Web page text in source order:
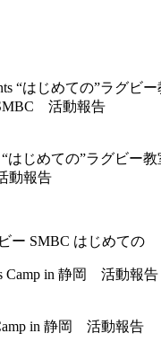
“はじめての”ラグビー
動報告
ー SMBC はじめての
in 静岡 活動報告